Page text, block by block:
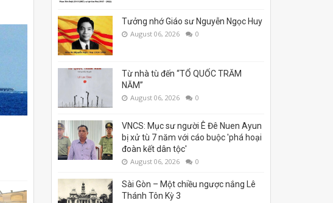
Tưởng nhớ Giáo sư Nguyễn Ngọc Huy
August 06, 2026 0
Từ nhà tù đến “TỔ QUỐC TRĂM
NĂM”
August 06, 2026 0
VNCS: Mục sư người Ê Đê Nuen Ayun
bị xử tù 7 năm với cáo buộc 'phá hoại
đoàn kết dân tộc'
August 06, 2026 0
Sài Gòn – Một chiều ngược nắng Lê
Thánh Tôn Kỳ 3